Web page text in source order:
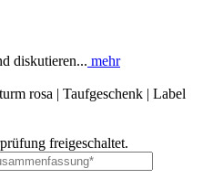
diskutieren... mehr
rosa | Taufgeschenk | Label
freigeschaltet.